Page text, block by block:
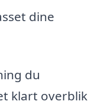
dine
du
klart overblik